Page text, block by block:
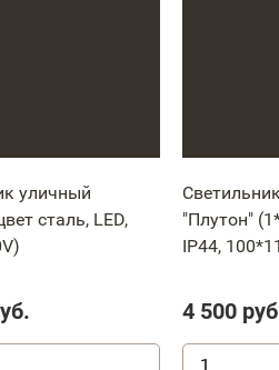
уличный
сталь, LED,
"Плутон"
IP44,
4 500